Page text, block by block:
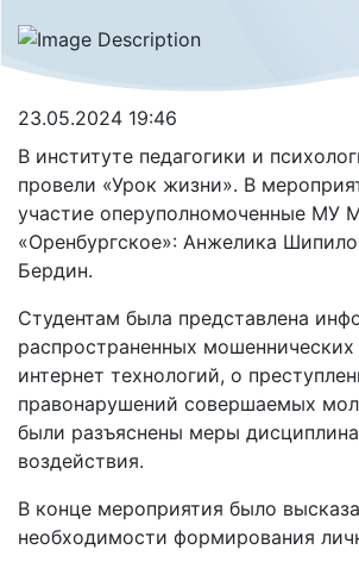
23.05.2024 19:46
В институте педагогики и
провели «Урок жизни». В
участие оперуполномоченные МУ
«Оренбургское»: Анжелика
Бердин.
Студентам была представлена
распространенных
интернет технологий, о
правонарушений совершаемых
были разъяснены меры
воздействия.
В конце мероприятия было
необходимости формирования